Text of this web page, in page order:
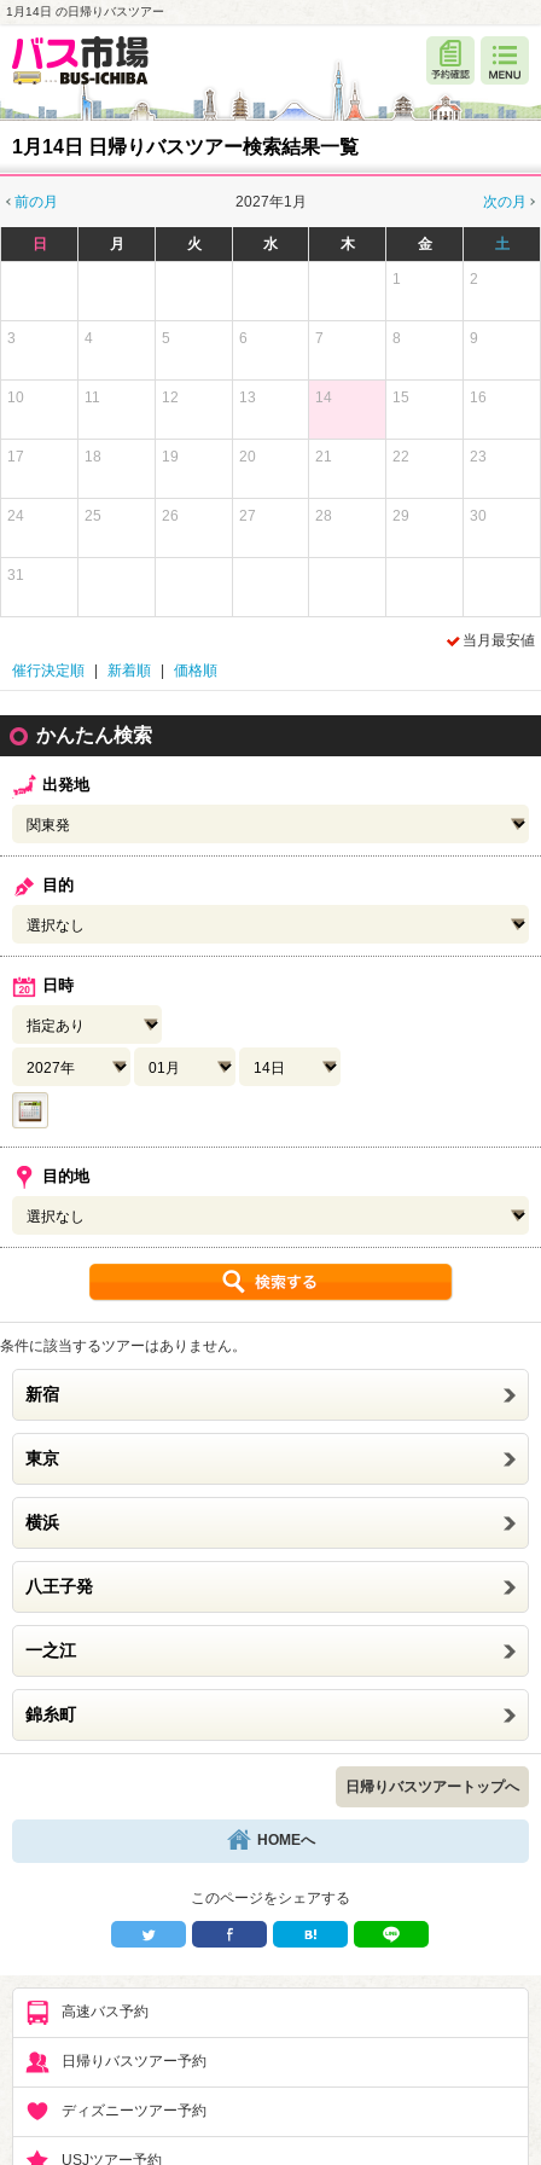
1月14日 の日帰りバスツアー
1月14日 日帰りバスツアー検索結果一覧
前の月 次の月
2027年1月
日 月 火 水 木 金 土
1 2
3 4 5 6 7 8 9
10 11 12 13 14 15 16
17 18 19 20 21 22 23
24 25 26 27 28 29 30
31
当月最安値
催行決定順
新着順 価格順
かんたん検索
出発地
目的
日時
目的地
条件に該当するツアーはありません。
新宿
東京
横浜
八王子発
一之江
錦糸町
日帰りバスツアートップへ
HOMEへ
このページをシェアする
高速バス予約
日帰りバスツアー予約
ディズニーツアー予約
USJツアー予約